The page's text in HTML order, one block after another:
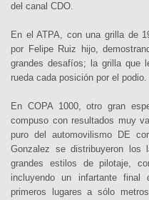
del canal CDO.
En el ATPA, con una grilla de
por Felipe Ruiz hijo,
grandes desafíos; la grilla que
rueda cada posición por el podio.
En COPA 1000, otro gran
compuso con resultados muy
puro del automovilismo DE
Gonzalez se distribuyeron
grandes estilos de pilotaje,
incluyendo un infartante
primeros lugares a sólo